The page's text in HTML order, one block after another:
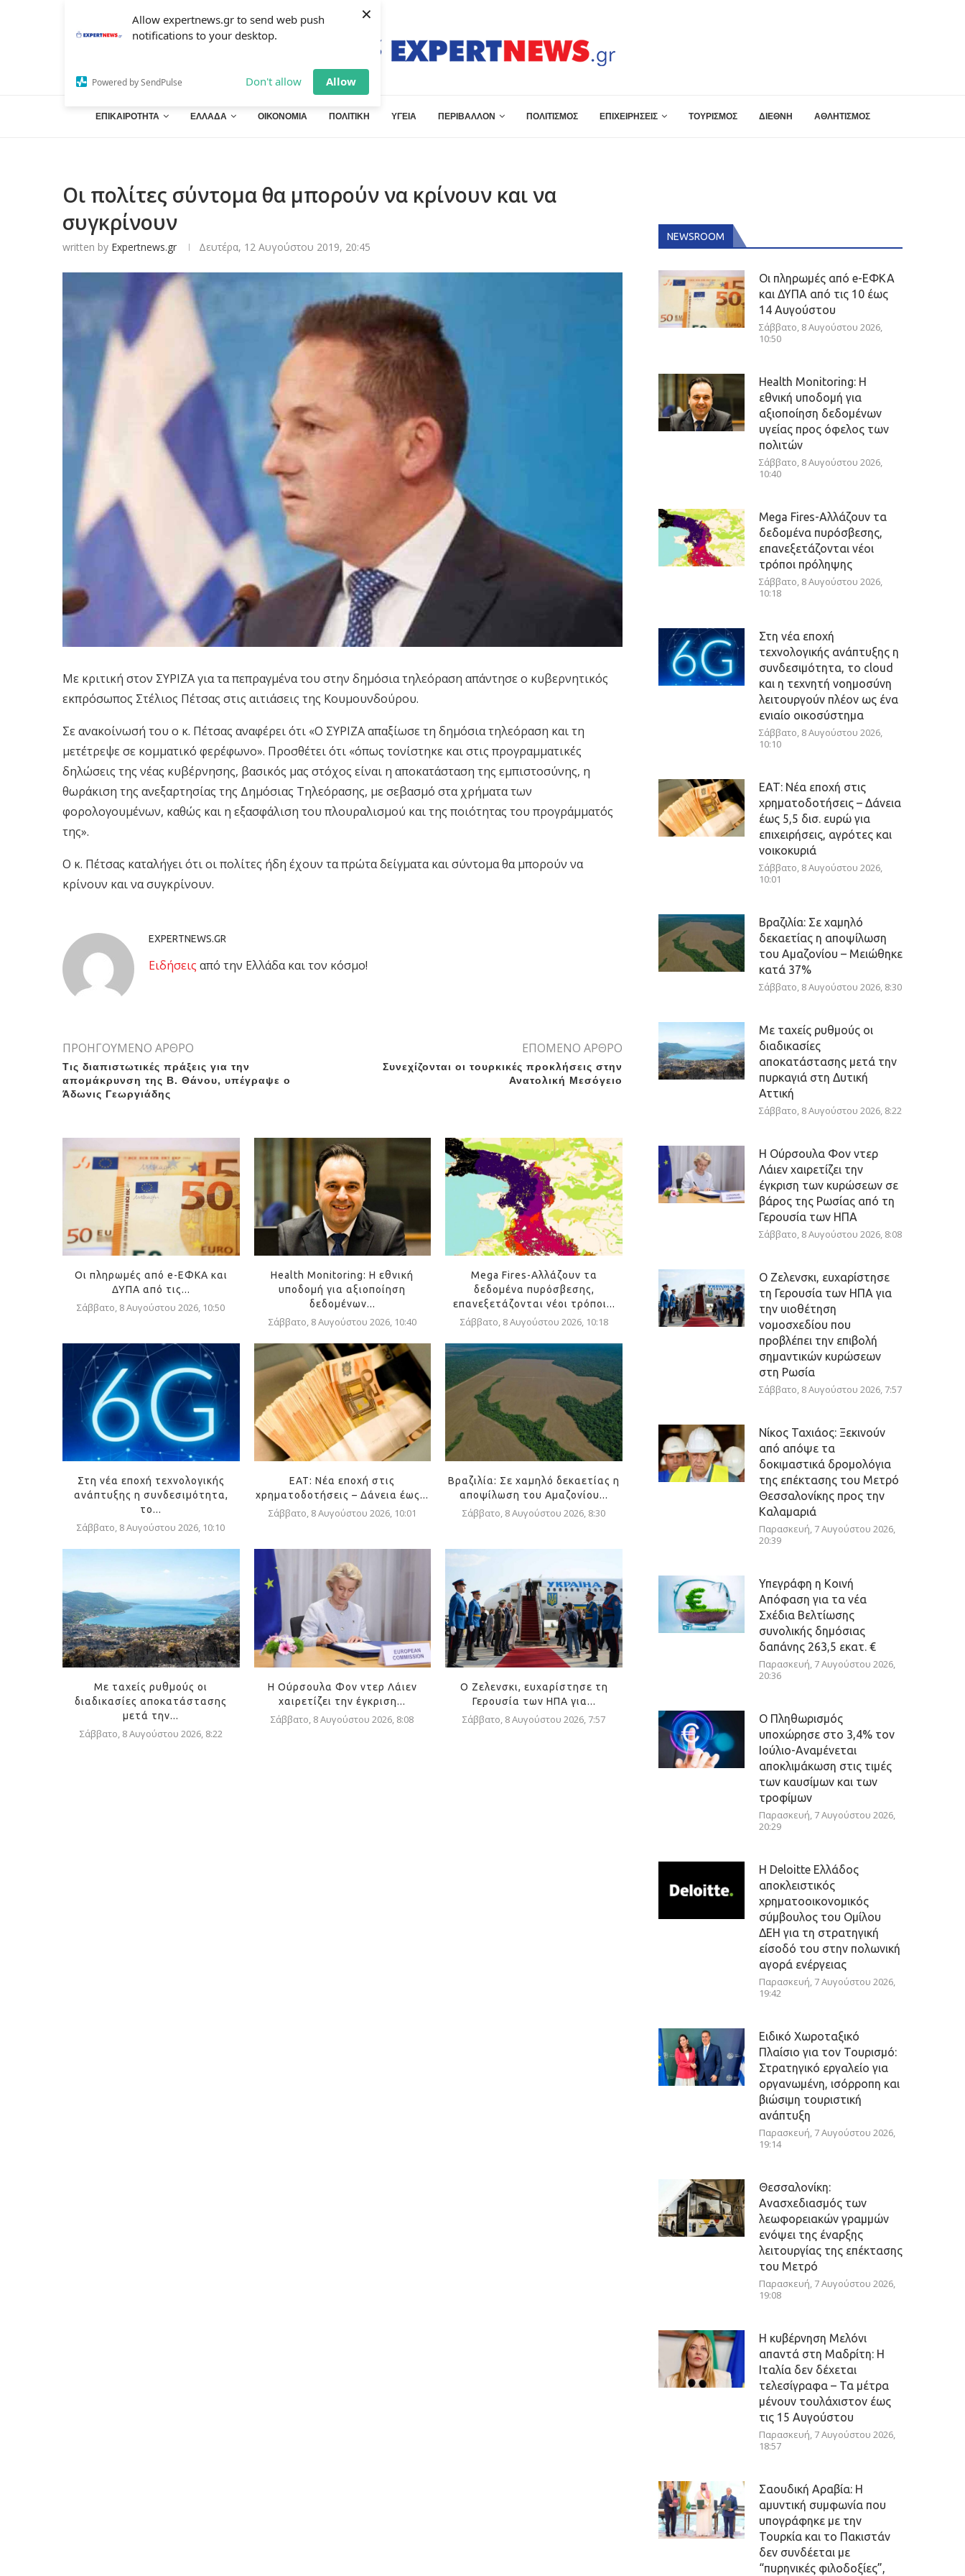
Allow expertnews.gr to send web push
notifications to your desktop.
Powered by SendPulse Don't allow Allow
×
ΕΠΙΚΑΙΡΟΤΗΤΑ ΕΛΛΑΔΑ ΟΙΚΟΝΟΜΙΑ ΠΟΛΙΤΙΚΗ ΥΓΕΙΑ ΠΕΡΙΒΑΛΛΟΝ ΠΟΛΙΤΙΣΜΟΣ ΕΠΙΧΕΙΡΗΣΕΙΣ ΤΟΥΡΙΣΜΟΣ ΔΙΕΘΝΗ ΑΘΛΗΤΙΣΜΟΣ
Οι πολίτες σύντομα θα μπορούν να κρίνουν και να
συγκρίνουν
written by Expertnews.gr Δευτέρα, 12 Αυγούστου 2019, 20:45
Με κριτική στον ΣΥΡΙΖΑ για τα πεπραγμένα του στην δημόσια τηλεόραση απάντησε ο κυβερνητικός
εκπρόσωπος Στέλιος Πέτσας στις αιτιάσεις της Κουμουνδούρου.
Σε ανακοίνωσή του ο κ. Πέτσας αναφέρει ότι «Ο ΣΥΡΙΖΑ απαξίωσε τη δημόσια τηλεόραση και τη
μετέτρεψε σε κομματικό φερέφωνο». Προσθέτει ότι «όπως τονίστηκε και στις προγραμματικές
δηλώσεις της νέας κυβέρνησης, βασικός μας στόχος είναι η αποκατάσταση της εμπιστοσύνης, η
θωράκιση της ανεξαρτησίας της Δημόσιας Τηλεόρασης, με σεβασμό στα χρήματα των
φορολογουμένων, καθώς και η εξασφάλιση του πλουραλισμού και της ποιότητας του προγράμματός
της».
Ο κ. Πέτσας καταλήγει ότι οι πολίτες ήδη έχουν τα πρώτα δείγματα και σύντομα θα μπορούν να
κρίνουν και να συγκρίνουν.
EXPERTNEWS.GR
Eιδήσεις από την Ελλάδα και τον κόσμο!
ΠΡΟΗΓΟΥΜΕΝΟ ΑΡΘΡΟ
Τις διαπιστωτικές πράξεις για την
απομάκρυνση της Β. Θάνου, υπέγραψε ο
Άδωνις Γεωργιάδης
ΕΠΟΜΕΝΟ ΑΡΘΡΟ
Συνεχίζονται οι τουρκικές προκλήσεις στην
Ανατολική Μεσόγειο
Οι πληρωμές από e-ΕΦΚΑ και
ΔΥΠΑ από τις...
Σάββατο, 8 Αυγούστου 2026, 10:50
Health Monitoring: Η εθνική
υποδομή για αξιοποίηση
δεδομένων...
Σάββατο, 8 Αυγούστου 2026, 10:40
Mega Fires-Αλλάζουν τα
δεδομένα πυρόσβεσης,
επανεξετάζονται νέοι τρόποι...
Σάββατο, 8 Αυγούστου 2026, 10:18
Στη νέα εποχή τεχνολογικής
ανάπτυξης η συνδεσιμότητα,
το...
Σάββατο, 8 Αυγούστου 2026, 10:10
ΕΑΤ: Νέα εποχή στις
χρηματοδοτήσεις – Δάνεια έως...
Σάββατο, 8 Αυγούστου 2026, 10:01
Βραζιλία: Σε χαμηλό δεκαετίας η
αποψίλωση του Αμαζονίου...
Σάββατο, 8 Αυγούστου 2026, 8:30
Με ταχείς ρυθμούς οι
διαδικασίες αποκατάστασης
μετά την...
Σάββατο, 8 Αυγούστου 2026, 8:22
Η Ούρσουλα Φον ντερ Λάιεν
χαιρετίζει την έγκριση...
Σάββατο, 8 Αυγούστου 2026, 8:08
Ο Ζελενσκι, ευχαρίστησε τη
Γερουσία των ΗΠΑ για...
Σάββατο, 8 Αυγούστου 2026, 7:57
NEWSROOM
Οι πληρωμές από e-ΕΦΚΑ
και ΔΥΠΑ από τις 10 έως
14 Αυγούστου
Σάββατο, 8 Αυγούστου 2026,
10:50
Health Monitoring: Η
εθνική υποδομή για
αξιοποίηση δεδομένων
υγείας προς όφελος των
πολιτών
Σάββατο, 8 Αυγούστου 2026,
10:40
Mega Fires-Αλλάζουν τα
δεδομένα πυρόσβεσης,
επανεξετάζονται νέοι
τρόποι πρόληψης
Σάββατο, 8 Αυγούστου 2026,
10:18
Στη νέα εποχή
τεχνολογικής ανάπτυξης η
συνδεσιμότητα, το cloud
και η τεχνητή νοημοσύνη
λειτουργούν πλέον ως ένα
ενιαίο οικοσύστημα
Σάββατο, 8 Αυγούστου 2026,
10:10
ΕΑΤ: Νέα εποχή στις
χρηματοδοτήσεις – Δάνεια
έως 5,5 δισ. ευρώ για
επιχειρήσεις, αγρότες και
νοικοκυριά
Σάββατο, 8 Αυγούστου 2026,
10:01
Βραζιλία: Σε χαμηλό
δεκαετίας η αποψίλωση
του Αμαζονίου – Μειώθηκε
κατά 37%
Σάββατο, 8 Αυγούστου 2026, 8:30
Με ταχείς ρυθμούς οι
διαδικασίες
αποκατάστασης μετά την
πυρκαγιά στη Δυτική
Αττική
Σάββατο, 8 Αυγούστου 2026, 8:22
Η Ούρσουλα Φον ντερ
Λάιεν χαιρετίζει την
έγκριση των κυρώσεων σε
βάρος της Ρωσίας από τη
Γερουσία των ΗΠΑ
Σάββατο, 8 Αυγούστου 2026, 8:08
Ο Ζελενσκι, ευχαρίστησε
τη Γερουσία των ΗΠΑ για
την υιοθέτηση
νομοσχεδίου που
προβλέπει την επιβολή
σημαντικών κυρώσεων
στη Ρωσία
Σάββατο, 8 Αυγούστου 2026, 7:57
Νίκος Ταχιάος: Ξεκινούν
από απόψε τα
δοκιμαστικά δρομολόγια
της επέκτασης του Μετρό
Θεσσαλονίκης προς την
Καλαμαριά
Παρασκευή, 7 Αυγούστου 2026,
20:39
Υπεγράφη η Κοινή
Απόφαση για τα νέα
Σχέδια Βελτίωσης
συνολικής δημόσιας
δαπάνης 263,5 εκατ. €
Παρασκευή, 7 Αυγούστου 2026,
20:36
Ο Πληθωρισμός
υποχώρησε στο 3,4% τον
Ιούλιο-Αναμένεται
αποκλιμάκωση στις τιμές
των καυσίμων και των
τροφίμων
Παρασκευή, 7 Αυγούστου 2026,
20:29
Η Deloitte Ελλάδος
αποκλειστικός
χρηματοοικονομικός
σύμβουλος του Ομίλου
ΔΕΗ για τη στρατηγική
είσοδό του στην πολωνική
αγορά ενέργειας
Παρασκευή, 7 Αυγούστου 2026,
19:42
Ειδικό Χωροταξικό
Πλαίσιο για τον Τουρισμό:
Στρατηγικό εργαλείο για
οργανωμένη, ισόρροπη και
βιώσιμη τουριστική
ανάπτυξη
Παρασκευή, 7 Αυγούστου 2026,
19:14
Θεσσαλονίκη:
Ανασχεδιασμός των
λεωφορειακών γραμμών
ενόψει της έναρξης
λειτουργίας της επέκτασης
του Μετρό
Παρασκευή, 7 Αυγούστου 2026,
19:08
Η κυβέρνηση Μελόνι
απαντά στη Μαδρίτη: Η
Ιταλία δεν δέχεται
τελεσίγραφα – Τα μέτρα
μένουν τουλάχιστον έως
τις 15 Αυγούστου
Παρασκευή, 7 Αυγούστου 2026,
18:57
Σαουδική Αραβία: Η
αμυντική συμφωνία που
υπογράφηκε με την
Τουρκία και το Πακιστάν
δεν συνδέεται με
“πυρηνικές φιλοδοξίες”,